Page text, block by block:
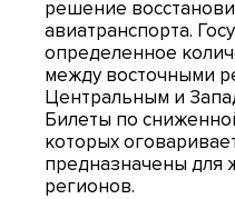
решение
авиатранспорта.
определенное
между восточными
Центральным и
Билеты по
которых
предназначены для
регионов.